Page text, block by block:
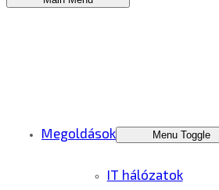
Megoldások Menu Toggle
IT hálózatok